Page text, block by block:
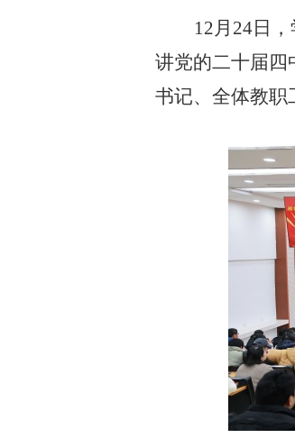
2024年湖北
关于涉嫌冒
关于2022年
关于2021年
12月24日
讲党的二十届四
书记、全体教职